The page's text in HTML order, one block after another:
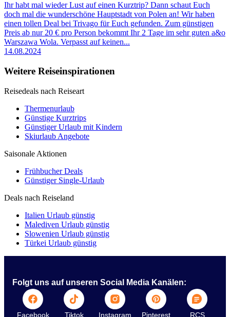
Ihr habt mal wieder Lust auf einen Kurztrip? Dann schaut Euch
doch mal die wunderschöne Hauptstadt von Polen an! Wir haben
einen tollen Deal bei Trivago für Euch gefunden. Zum günstigen
Preis ab nur 20 € pro Person bekommt Ihr 2 Tage im sehr guten a&o
Warszawa Wola. Verpasst auf keinen...
14.08.2024
Weitere Reiseinspirationen
Reisedeals nach Reiseart
Thermenurlaub
Günstige Kurztrips
Günstiger Urlaub mit Kindern
Skiurlaub Angebote
Saisonale Aktionen
Frühbucher Deals
Günstiger Single-Urlaub
Deals nach Reiseland
Italien Urlaub günstig
Malediven Urlaub günstig
Slowenien Urlaub günstig
Türkei Urlaub günstig